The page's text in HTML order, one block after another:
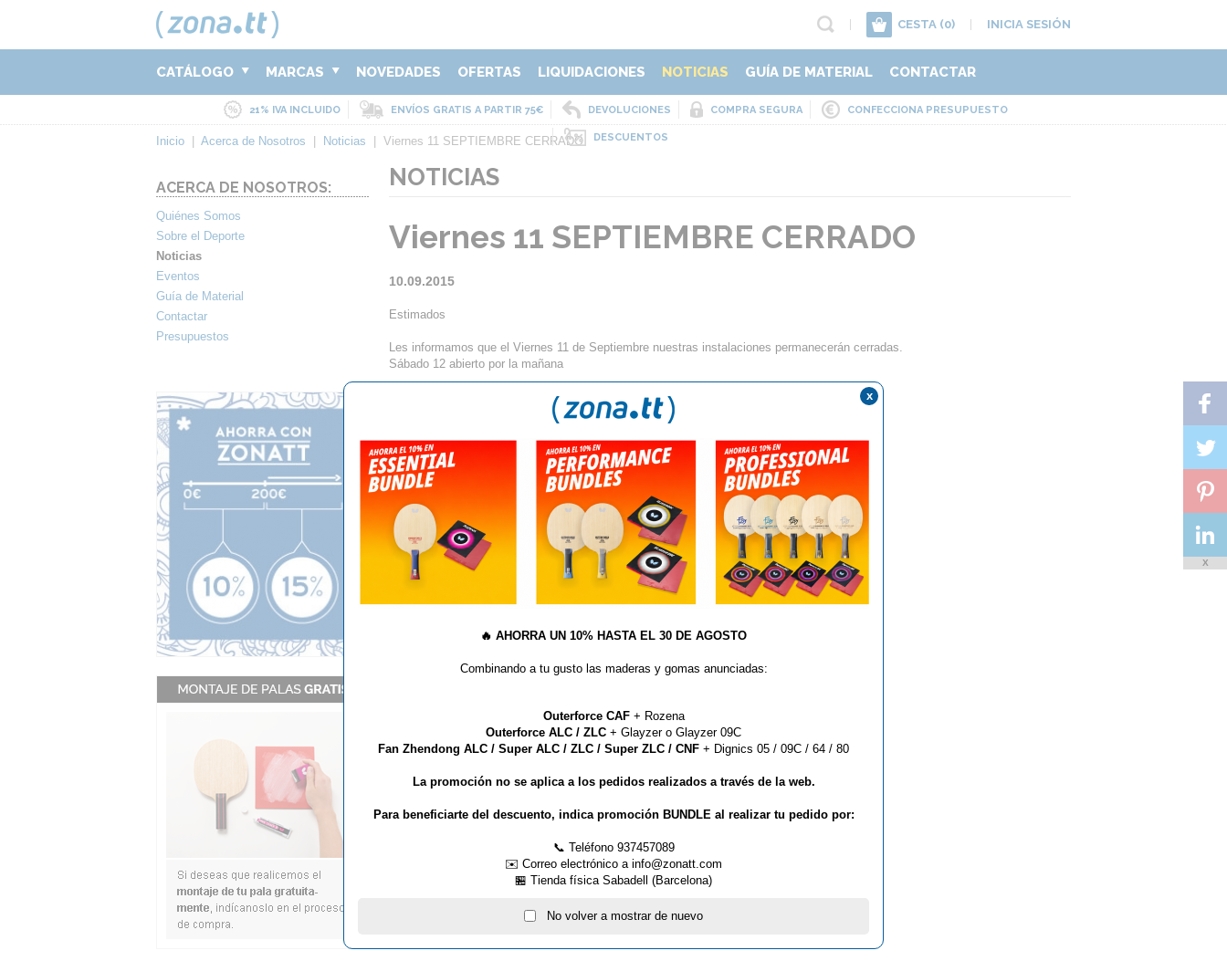
CESTA (0) INICIA SESIÓN
CATÁLOGO MARCAS NOVEDADES OFERTAS LIQUIDACIONES NOTICIAS GUÍA DE MATERIAL CONTACTAR
21% IVA INCLUIDO ENVÍOS GRATIS A PARTIR 75€ DEVOLUCIONES COMPRA SEGURA CONFECCIONA PRESUPUESTO
DESCUENTOS
Inicio Acerca de Nosotros Noticias Viernes 11 SEPTIEMBRE CERRADO
ACERCA DE NOSOTROS:
Quiénes Somos
Sobre el Deporte
Noticias
Eventos
Guía de Material
Contactar
Presupuestos
NOTICIAS
Viernes 11 SEPTIEMBRE CERRADO
10.09.2015
Estimados
Les informamos que el Viernes 11 de Septiembre nuestras instalaciones permanecerán cerradas.
Sábado 12 abierto por la mañana
Volver al listado de noticias
🔥 AHORRA UN 10% HASTA EL 30 DE AGOSTO
Combinando a tu gusto las maderas y gomas anunciadas:
Outerforce CAF+ Rozena
Outerforce ALC / ZLC + Glayzer o Glayzer 09C
Fan Zhendong ALC / Super ALC / ZLC / Super ZLC / CNF + Dignics 05 / 09C / 64 / 80
La promoción no se aplica a los pedidos realizados a través de la web.
Para beneficiarte del descuento, indica promoción BUNDLE al realizar tu pedido por:
📞 Teléfono 937457089
✉️ Correo electrónico a info@zonatt.com
🏪 Tienda física Sabadell (Barcelona)
No volver a mostrar de nuevo
x
X